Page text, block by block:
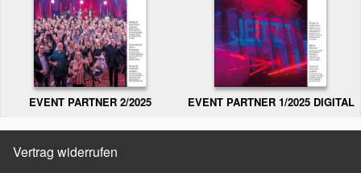
EVENT PARTNER 2/2025 EVENT PARTNER 1/2025 DIGITAL
Vertrag widerrufen